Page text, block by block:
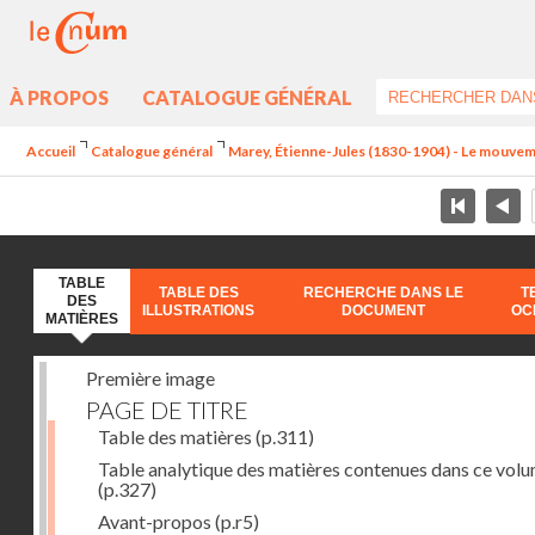
À PROPOS CATALOGUE GÉNÉRAL
Accueil Catalogue général Marey, Étienne-Jules (1830-1904) - Le
TABLE
DES
MATIÈRES
TABLE DES
ILLUSTRATIONS
RECHERCHE DANS LE
DOCUMENT
Première image
PAGE DE TITRE
Table des matières (p.311)
Table analytique des matières contenues dans ce
(p.327)
Avant-propos (p.r5)